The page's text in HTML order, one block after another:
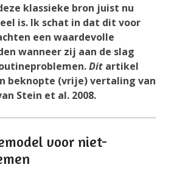
klassieke bron juist nu
is. Ik schat in dat dit voor
een waardevolle
wanneer zij aan de slag
Dit artikel
beknopte (vrije) vertaling van
Stein et al. 2008.
voor niet-